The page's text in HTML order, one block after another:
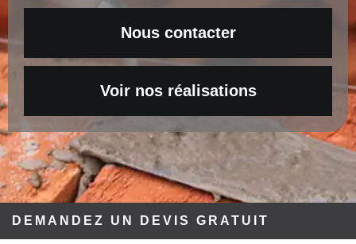
Nous contacter
Voir nos réalisations
DEMANDEZ UN DEVIS GRATUIT